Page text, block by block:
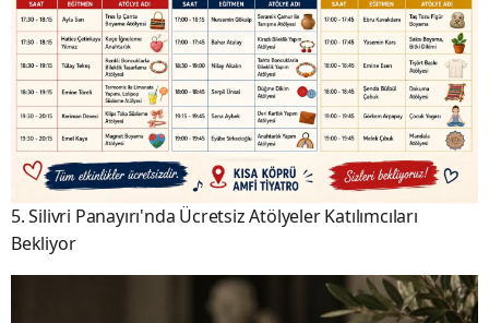
5. Silivri Panayırı'nda Ücretsiz Atölyeler Katılımcıları
Bekliyor